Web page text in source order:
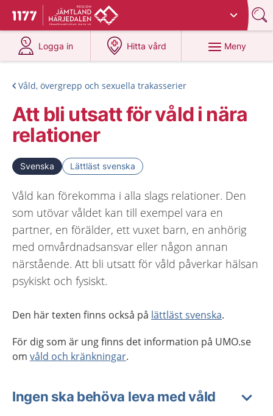
Till startsidan för 1177
Du har valt region
Logga in
på 1177.se
Hitta vård
på 1177.se
Meny
Våld, övergrepp och sexuella trakasserier
Att bli utsatt för våld i nära
relationer
Svenska Lättläst svenska
Våld kan förekomma i alla slags relationer. Den
som utövar våldet kan till exempel vara en
partner, en förälder, ett vuxet barn, en anhörig
med omvårdnadsansvar eller någon annan
närstående. Att bli utsatt för våld påverkar hälsan
psykiskt och fysiskt.
Den här texten finns också på lättläst svenska.
För dig som är ung finns det information på UMO.se
om våld och kränkningar.
Ingen ska behöva leva med våld